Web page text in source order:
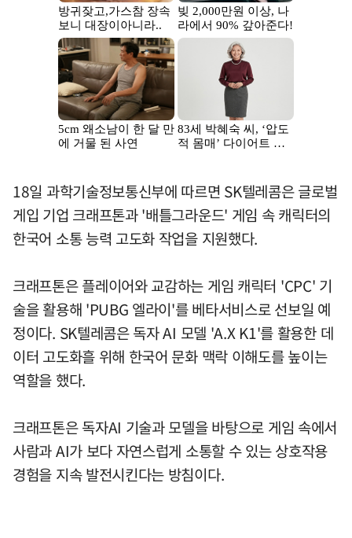
18일 과학기술정보통신부에 따르면 SK텔레콤은 글로벌
게입 기업 크래프톤과 '배틀그라운드' 게임 속 캐릭터의
한국어 소통 능력 고도화 작업을 지원했다.
크래프톤은 플레이어와 교감하는 게임 캐릭터 'CPC' 기
술을 활용해 'PUBG 엘라이'를 베타서비스로 선보일 예
정이다. SK텔레콤은 독자 AI 모델 'A.X K1'를 활용한 데
이터 고도화흘 위해 한국어 문화 맥락 이해도를 높이는
역할을 했다.
크래프톤은 독자AI 기술과 모델을 바탕으로 게임 속에서
사람과 AI가 보다 자연스럽게 소통할 수 있는 상호작용
경험을 지속 발전시킨다는 방침이다.